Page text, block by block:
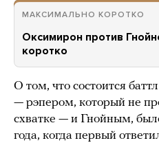
МАКСИМАЛЬНО КОРОТКО
Оксимирон против
коротко
О том, что состоится
— рэпером, который не
схватке — и Гнойным,
года, когда первый